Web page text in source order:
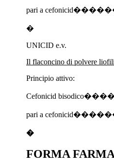
pari a
�
UNICID e.v.
Il flaconcino di polvere
Principio attivo:
Cefonicid
pari a
�
FORMA